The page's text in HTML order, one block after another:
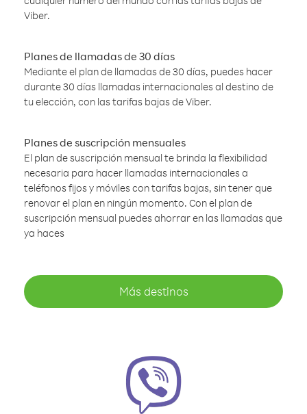
Viber.
Planes de llamadas de 30 días
Mediante el plan de llamadas de 30 días, puedes hacer
durante 30 días llamadas internacionales al destino de
tu elección, con las tarifas bajas de Viber.
Planes de suscripción mensuales
El plan de suscripción mensual te brinda la flexibilidad
necesaria para hacer llamadas internacionales a
teléfonos fijos y móviles con tarifas bajas, sin tener que
renovar el plan en ningún momento. Con el plan de
suscripción mensual puedes ahorrar en las llamadas que
ya haces
Más destinos